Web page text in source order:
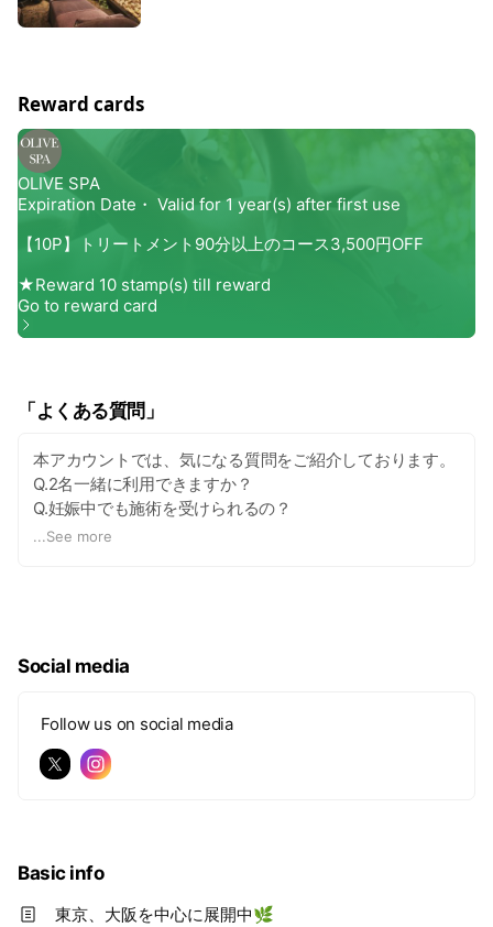
Reward cards
「よくある質問」
本アカウントでは、気になる質問をご紹介しております。
Q.2名一緒に利用できますか？
Q.妊娠中でも施術を受けられるの？
Q.店舗はどこにあるの？
...See more
Social media
Follow us on social media
Basic info
東京、大阪を中心に展開中🌿